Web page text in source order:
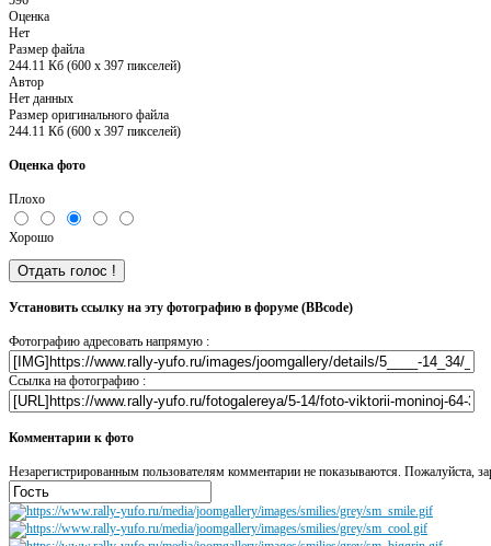
Оценка
Нет
Размер файла
244.11 Кб (600 x 397 пикселей)
Автор
Нет данных
Размер оригинального файла
244.11 Кб (600 x 397 пикселей)
Оценка фото
Плохо
Хорошо
Установить ссылку на эту фотографию в форуме (BBcode)
Фотографию адресовать напрямую :
Ссылка на фотографию :
Комментарии к фото
Незарегистрированным пользователям комментарии не показываются. Пожалуйста,